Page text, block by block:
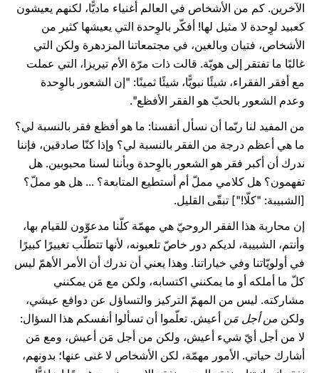
الآخرين. كم من الأشخاص في العالم أغنياء ماديًّا، لكنهم يعيشون
كعبيد لوِحدة لا مثيل لها! أفكّر بالوِحدة التي يعيشها كثير من
الأشخاص، فتيان وبالغين، في مجتمعاتنا المزدهرة ولكن التي
غالبًا ما تفتقر إلى هويّة. قالت ذات مرّة الأم تيريزا، التي عملت
مع أفقر الفقراء، شيئًا نبويًّا، شيئًا ثمينًا: "إن الشعور بالوِحدة
وعدم الشعور بالحبّ هو الفقر الأفظع".
من المفيد لنا ربّما أن نسأل أنفسنا: ما هو أفظع فقر بالنسبة لي؟
ما هي أعظم درجة من الفقر بالنسبة لي؟ وإذا كنّا صادقين، فإننا
ندرك أن أكبر فقر هو الشعور بالوِحدة وبأننا لسنا محبوبين. هل
تفهمون؟ هل كلامي مملّ أم أستطيع المتابعة؟ ... هل هو مملّ؟
[الشبيبة: "كلّا!"] تبقّى القليل.
إن محاربة هذا الفقر الروحيّ هي مهمّة كلّنا مدعوّون للقيام بها،
وأنتم، الشبيبة، لديكم دور خاصّ تلعبونه، لأنها تتطلّب تغييرًا كبيرًا
في أولويّاتنا وفي خياراتنا. وهذا يعني أن ندرك أن الأمر الأهمّ ليس
كلّ ما أملكه أو ما يمكنني اكتسابه، ولكن مع مَن يمكنني
مشاركته. ليس من المهمّ التركيز والتساؤل عن دوافع عيشي،
ولكن من أجل مَن أعيش. تعلّموا أن تسألوا أنفسكم هذا السؤال:
لا من أجل أيّ شيء أعيش، ولكن من أجل مَن أعيش، ومع مَن
أشارك حياتي. الأمور مهمّة، لكن الأشخاص لا غنى عنها؛ بدونهم،